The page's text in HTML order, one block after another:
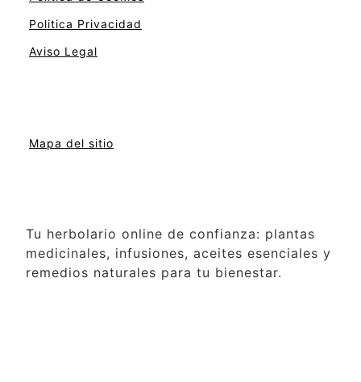
Politica Privacidad
Aviso Legal
Mapa del sitio
Tu herbolario online de confianza: plantas
medicinales, infusiones, aceites esenciales y
remedios naturales para tu bienestar.